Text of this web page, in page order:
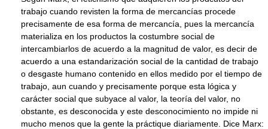
trabajo cuando revisten la forma de mercancías procede
precisamente de esa forma de mercancía, pues la mercancía
materializa en los productos la costumbre social de
intercambiarlos de acuerdo a la magnitud de valor, es decir de
acuerdo a una estandarización social de la cantidad de trabajo
o desgaste humano contenido en ellos medido por el tiempo de
trabajo, aun cuando y precisamente porque esta lógica y
carácter social que subyace al valor, la teoría del valor, no
obstante, es desconocida y este desconocimiento no impide ni
mucho menos que la gente la práctique diariamente. Dice Marx: